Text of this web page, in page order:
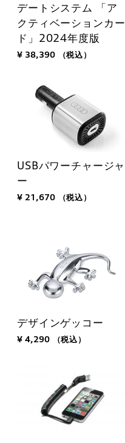
デートシステム 「ア
クティベーションカー
ド」2024年度版
¥ 38,390 （税込）
USBパワーチャージャ
ー
¥ 21,670 （税込）
デザインゲッコー
¥ 4,290 （税込）